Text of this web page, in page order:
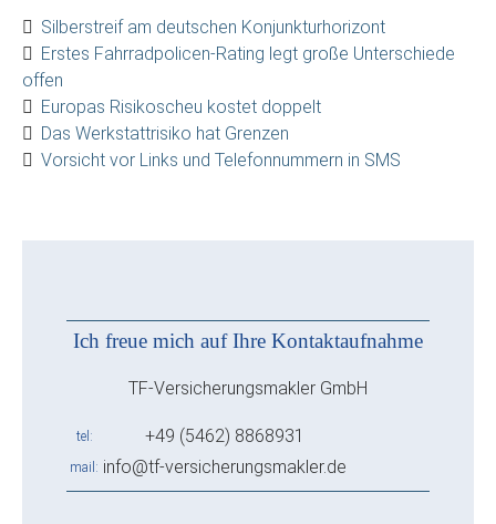
Silberstreif am deutschen Konjunkturhorizont
Erstes Fahrradpolicen-Rating legt große Unterschiede
offen
Europas Risikoscheu kostet doppelt
Das Werkstattrisiko hat Grenzen
Vorsicht vor Links und Telefonnummern in SMS
Ich freue mich auf Ihre Kontaktaufnahme
TF-Versicherungsmakler GmbH
tel +49 (5462) 8868931
mail info@tf-versicherungsmakler.de